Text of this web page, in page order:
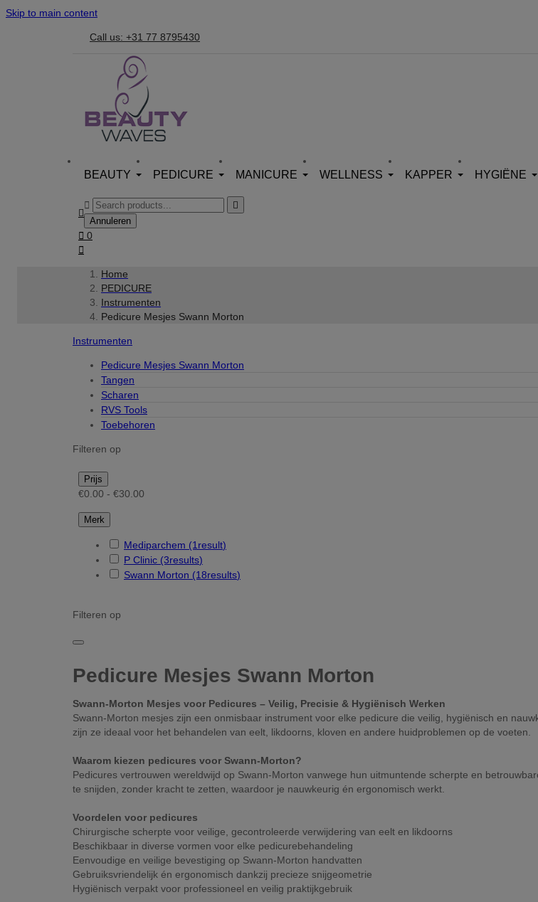
Skip to main content
Call us: +31 77 8795430
BEAUTY PEDICURE MANICURE WELLNESS KAPPER HYGIËNE



Annuleren
 0

Home
PEDICURE
Instrumenten
Pedicure Mesjes Swann Morton
Instrumenten
Pedicure Mesjes Swann Morton
Tangen
Scharen
RVS Tools
Toebehoren
Filteren op
Prijs
€0.00 - €30.00
Merk
Mediparchem (1 result)
P Clinic (3results)
Swann Morton (18results)
Filteren op
Pedicure Mesjes Swann Morton
Swann-Morton Mesjes voor Pedicures – Veilig, Precisie & Hygiënisch Werken
Swann-Morton mesjes zijn een onmisbaar instrument voor elke pedicure die veilig, hygiënisch en
zijn ze ideaal voor het behandelen van eelt, likdoorns, kloven en andere huidproblemen op de voeten.
Waarom kiezen pedicures voor Swann-Morton?
Pedicures vertrouwen wereldwijd op Swann-Morton vanwege hun uitmuntende scherpte en
te snijden, zonder kracht te zetten, waardoor je nauwkeurig én ergonomisch werkt.
Voordelen voor pedicures
Chirurgische scherpte voor veilige, gecontroleerde verwijdering van eelt en likdoorns
Beschikbaar in diverse vormen voor elke pedicurebehandeling
Eenvoudige en veilige bevestiging op Swann-Morton handvatten
Gebruiksvriendelijk én ergonomisch dankzij precieze snijgeometrie
Hygiënisch verpakt voor professioneel en veilig praktijkgebruik